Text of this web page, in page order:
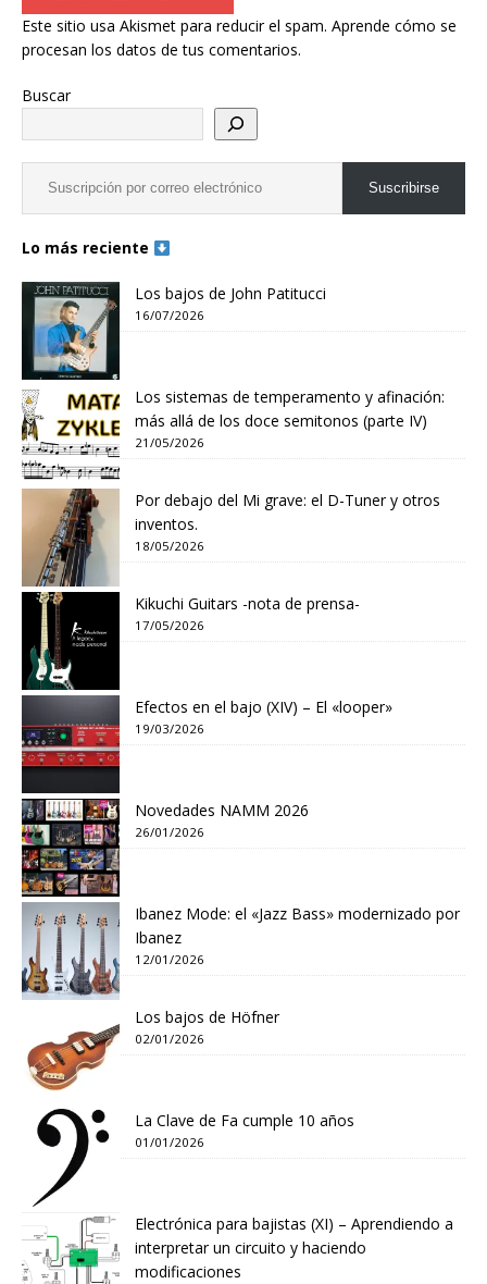
Este sitio usa Akismet para reducir el spam. Aprende cómo se
procesan los datos de tus comentarios.
Buscar
Suscribirse
Lo más reciente
Los bajos de John Patitucci
16/07/2026
Los sistemas de temperamento y afinación:
más allá de los doce semitonos (parte IV)
21/05/2026
Por debajo del Mi grave: el D-Tuner y otros
inventos.
18/05/2026
Kikuchi Guitars -nota de prensa-
17/05/2026
Efectos en el bajo (XIV) – El «looper»
19/03/2026
Novedades NAMM 2026
26/01/2026
Ibanez Mode: el «Jazz Bass» modernizado por
Ibanez
12/01/2026
Los bajos de Höfner
02/01/2026
La Clave de Fa cumple 10 años
01/01/2026
Electrónica para bajistas (XI) – Aprendiendo a
interpretar un circuito y haciendo
modificaciones